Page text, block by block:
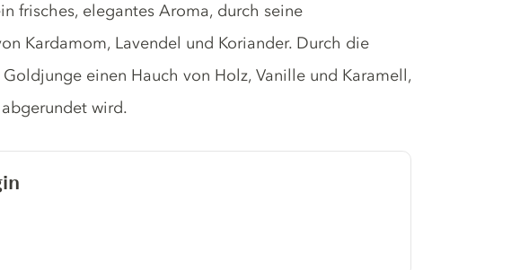
frisches, elegantes Aroma, durch seine
Kardamom, Lavendel und Koriander. Durch die
einen Hauch von Holz, Vanille und Karamell,
wird.